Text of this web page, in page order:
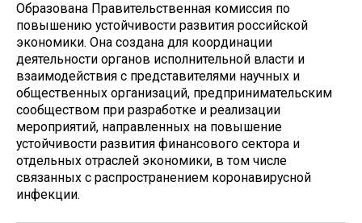
Образована Правительственная комиссия по
повышению устойчивости развития российской
экономики. Она создана для координации
деятельности органов исполнительной власти и
взаимодействия с представителями научных и
общественных организаций, предпринимательским
сообществом при разработке и реализации
мероприятий, направленных на повышение
устойчивости развития финансового сектора и
отдельных отраслей экономики, в том числе
связанных с распространением коронавирусной
инфекции.